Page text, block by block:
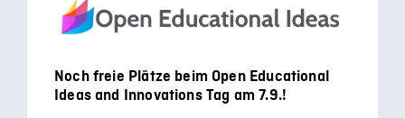
Noch freie Plätze beim Open Educational
Ideas and Innovations Tag am 7.9.!